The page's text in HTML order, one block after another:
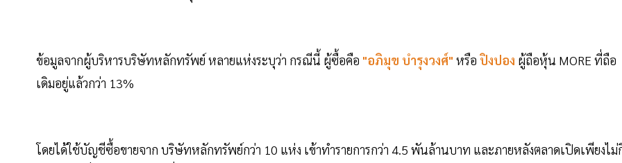
ข้อมูลจากผู้บริหารบริษัทหลักทรัพย์ หลายแห่งระบุว่า กรณีนี้ ผู้ซื้อคือ "อภิมุข บำรุงวงศ์" หรือ ปิงปอง ผู้ถือหุ้น MORE ที่ถือ
เดิมอยู่แล้วกว่า 13%
โดยได้ใช้บัญชีซื้อขายจาก บริษัทหลักทรัพย์กว่า 10 แห่ง เข้าทำรายการกว่า 4.5 พันล้านบาท และภายหลังตลาดเปิดเพียงไม่